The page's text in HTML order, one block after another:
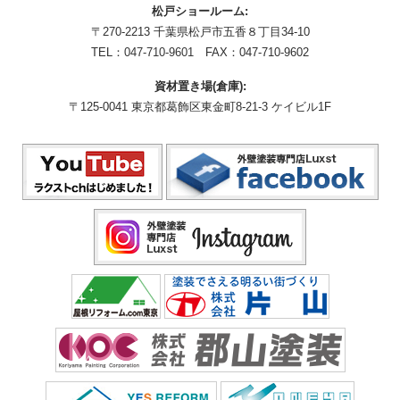
松戸ショールーム:
〒270-2213 千葉県松戸市五香８丁目34-10
TEL： 047-710-9601 FAX：047-710-9602
資材置き場(倉庫):
〒125-0041 東京都葛飾区東金町8-21-3 ケイビル1F